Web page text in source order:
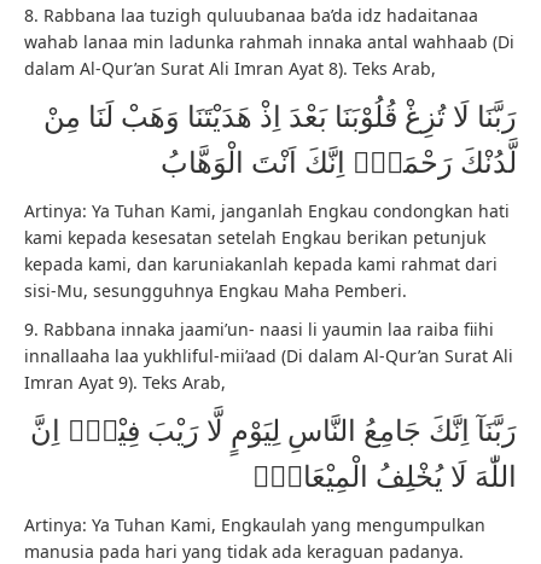
8. Rabbana laa tuzigh quluubanaa ba’da idz hadaitanaa
wahab lanaa min ladunka rahmah innaka antal wahhaab (Di
dalam Al-Qur’an Surat Ali Imran Ayat 8). Teks Arab,
رَبَّنَا لَا تُزِغْ قُلُوْبَنَا بَعْدَ اِذْ هَدَيْتَنَا وَهَبْ لَنَا مِنْ
لَّدُنْكَ رَحْمَةًۚ اِنَّكَ اَنْتَ الْوَهَّابُ
Artinya: Ya Tuhan Kami, janganlah Engkau condongkan hati
kami kepada kesesatan setelah Engkau berikan petunjuk
kepada kami, dan karuniakanlah kepada kami rahmat dari
sisi-Mu, sesungguhnya Engkau Maha Pemberi.
9. Rabbana innaka jaami’un- naasi li yaumin laa raiba fiihi
innallaaha laa yukhliful-mii’aad (Di dalam Al-Qur’an Surat Ali
Imran Ayat 9). Teks Arab,
رَبَّنَآ اِنَّكَ جَامِعُ النَّاسِ لِيَوْمٍ لَّا رَيْبَ فِيْهِۗ اِنَّ
اللّٰهَ لَا يُخْلِفُ الْمِيْعَادَࣖ
Artinya: Ya Tuhan Kami, Engkaulah yang mengumpulkan
manusia pada hari yang tidak ada keraguan padanya.